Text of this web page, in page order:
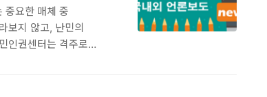
중요한 매체 중
보지 않고, 난민의
인권센터는 격주로